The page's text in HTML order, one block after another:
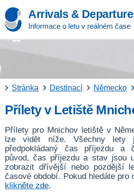
Arrivals &
Informace o letu v reálném čase
Stránka Destinací Německo
Přílety v Letiště
Přílety pro Mnichov letiště v
lze vidět níže. Všechny lety
předpokládaný čas příjezdu a
původ, čas příjezdu a stav jsou
zobrazit dřívější nebo pozdější
časové období. Pokud hledáte pro
klikněte zde.